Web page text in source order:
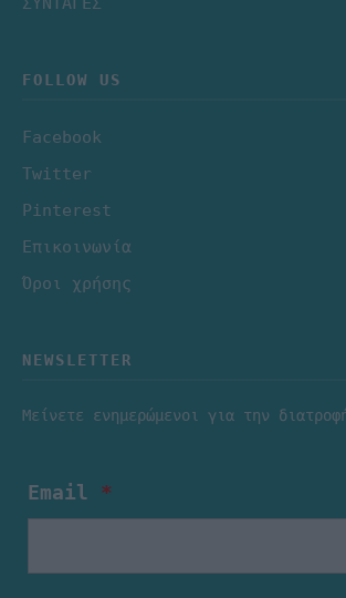
FOLLOW US
Facebook
Twitter
Pinterest
Επικοινωνία
Όροι χρήσης
NEWSLETTER
Μείνετε ενημερώμενοι για την
Email *